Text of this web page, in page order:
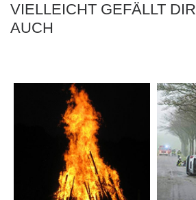
VIELLEICHT GEFÄLLT DIR
AUCH